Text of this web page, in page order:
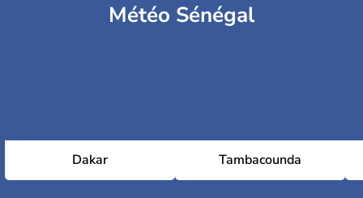
Météo Sénégal
Dakar Tambacounda